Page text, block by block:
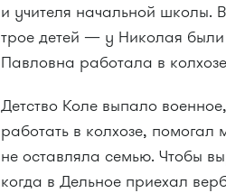
и учителя начальной школы.
трое детей — у Николая
Павловна работала в
Детство Коле выпало
работать в колхозе,
не оставляла семью. Чтобы
когда в Дельное приехал